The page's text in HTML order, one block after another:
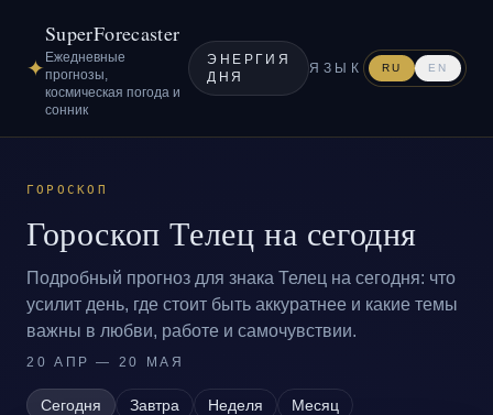
✦
SuperForecaster
Ежедневные
прогнозы,
космическая погода и
сонник
ЭНЕРГИЯ
ДНЯ
ЯЗЫК RU EN
ГОРОСКОП
Гороскоп Телец на сегодня
Подробный прогноз для знака Телец на сегодня: что
усилит день, где стоит быть аккуратнее и какие темы
важны в любви, работе и самочувствии.
20 АПР — 20 МАЯ
Сегодня Завтра Неделя Месяц